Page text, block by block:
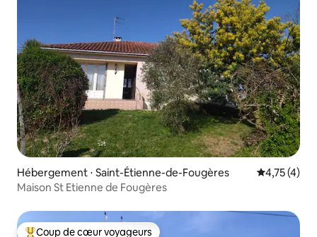
Hébergement ⋅ Saint-Étienne-de-Fougères Évaluation
4,75 (4)
Maison St Etienne de Fougères
Coup de cœur voyageurs